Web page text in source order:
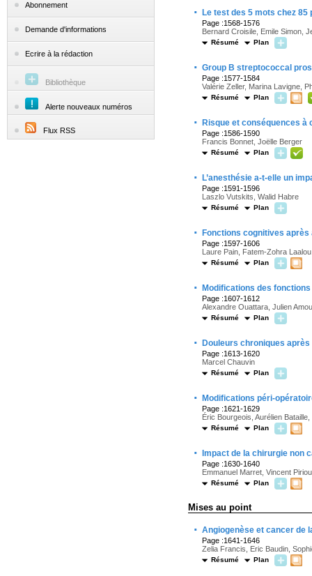
Abonnement
Demande d'informations
Ecrire à la rédaction
Bibliothèque
Alerte nouveaux numéros
Flux RSS
· Le test des 5 mots chez
Page :1568-1576
Bernard Croisile, Emile Simon,
Résumé Plan
· Group B streptococcal
Page :1577-1584
Valérie Zeller, Marina Lavigne,
Résumé Plan
· Risque et conséquences à
Page :1586-1590
Francis Bonnet, Joëlle Berger
Résumé Plan
· L’anesthésie a-t-elle un
Page :1591-1596
Laszlo Vutskits, Walid Habre
Résumé Plan
· Fonctions cognitives après
Page :1597-1606
Laure Pain, Fatem-Zohra Laalou
Résumé Plan
· Modifications des
Page :1607-1612
Alexandre Ouattara, Julien
Résumé Plan
· Douleurs chroniques
Page :1613-1620
Marcel Chauvin
Résumé Plan
· Modifications péri-
Page :1621-1629
Éric Bourgeois, Aurélien
Résumé Plan
· Impact de la chirurgie non
Page :1630-1640
Emmanuel Marret, Vincent Piriou
Résumé Plan
Mises au point
· Angiogenèse et cancer de
Page :1641-1646
Zelia Francis, Eric Baudin,
Résumé Plan